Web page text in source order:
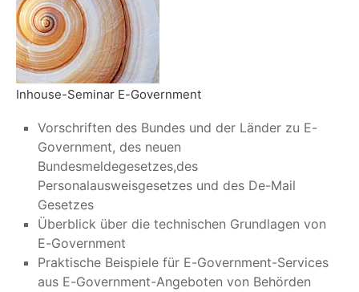
Inhouse-Seminar E-Government
Vorschriften des Bundes und der Länder zu E-
Government, des neuen
Bundesmeldegesetzes,des
Personalausweisgesetzes und des De-Mail
Gesetzes
Überblick über die technischen Grundlagen von
E-Government
Praktische Beispiele für E-Government-Services
aus E-Government-Angeboten von Behörden